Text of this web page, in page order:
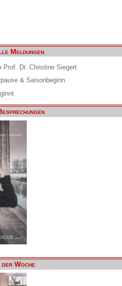
Meldungen
Prof. Dr. Christine Siegert
& Saisonbeginn
der Woche